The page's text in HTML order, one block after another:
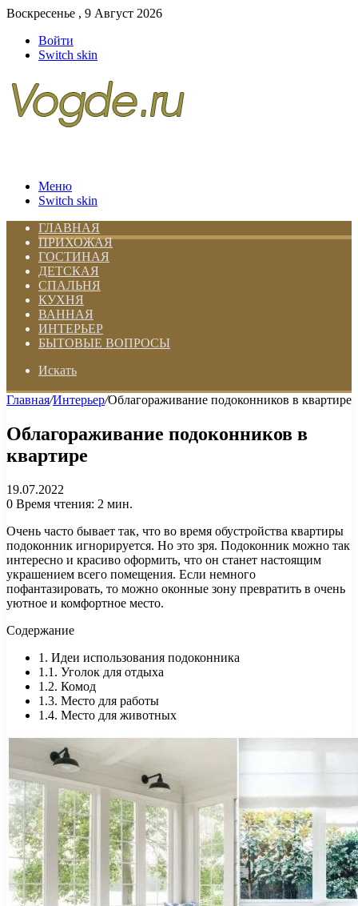
Воскресенье , 9 Август 2026
Войти
Switch skin
Меню
Switch skin
ГЛАВНАЯ
ПРИХОЖАЯ
ГОСТИНАЯ
ДЕТСКАЯ
СПАЛЬНЯ
КУХНЯ
ВАННАЯ
ИНТЕРЬЕР
БЫТОВЫЕ ВОПРОСЫ
Искать
Главная/Интерьер/Облагораживание подоконников в квартире
Облагораживание подоконников в
квартире
19.07.2022
0 Время чтения: 2 мин.
Очень часто бывает так, что во время обустройства квартиры
подоконник игнорируется. Но это зря. Подоконник можно так
интересно и красиво оформить, что он станет настоящим
украшением всего помещения. Если немного
пофантазировать, то можно оконные зону превратить в очень
уютное и комфортное место.
Содержание
1. Идеи использования подоконника
1.1. Уголок для отдыха
1.2. Комод
1.3. Место для работы
1.4. Место для животных